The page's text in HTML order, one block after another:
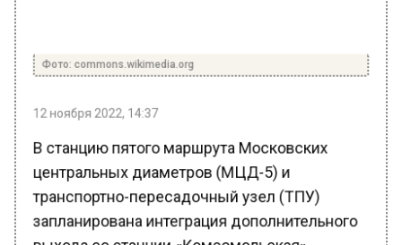
центральных диаметров (МЦД-5) и
транспортно-пересадочный узел (ТПУ)
запланирована интеграция дополнительного
выхода со станции «Комсомольская»